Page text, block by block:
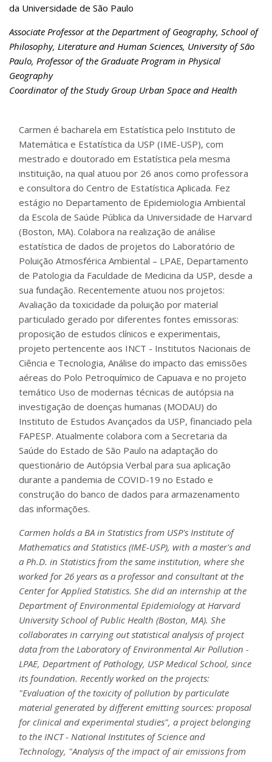
da Universidade de São Paulo
Associate Professor at the Department of Geography, School of
Philosophy, Literature and Human Sciences, University of São
Paulo, Professor of the Graduate Program in Physical
Geography
Coordinator of the Study Group Urban Space and Health
Carmen é bacharela em Estatística pelo Instituto de
Matemática e Estatística da USP (IME-USP), com
mestrado e doutorado em Estatística pela mesma
instituição, na qual atuou por 26 anos como professora
e consultora do Centro de Estatística Aplicada. Fez
estágio no Departamento de Epidemiologia Ambiental
da Escola de Saúde Pública da Universidade de Harvard
(Boston, MA). Colabora na realização de análise
estatística de dados de projetos do Laboratório de
Poluição Atmosférica Ambiental – LPAE, Departamento
de Patologia da Faculdade de Medicina da USP, desde a
sua fundação. Recentemente atuou nos projetos:
Avaliação da toxicidade da poluição por material
particulado gerado por diferentes fontes emissoras:
proposição de estudos clínicos e experimentais,
projeto pertencente aos INCT - Institutos Nacionais de
Ciência e Tecnologia, Análise do impacto das emissões
aéreas do Polo Petroquímico de Capuava e no projeto
temático Uso de modernas técnicas de autópsia na
investigação de doenças humanas (MODAU) do
Instituto de Estudos Avançados da USP, financiado pela
FAPESP. Atualmente colabora com a Secretaria da
Saúde do Estado de São Paulo na adaptação do
questionário de Autópsia Verbal para sua aplicação
durante a pandemia de COVID-19 no Estado e
construção do banco de dados para armazenamento
das informações.
Carmen holds a BA in Statistics from USP's Institute of
Mathematics and Statistics (IME-USP), with a master's and
a Ph.D. in Statistics from the same institution, where she
worked for 26 years as a professor and consultant at the
Center for Applied Statistics. She did an internship at the
Department of Environmental Epidemiology at Harvard
University School of Public Health (Boston, MA). She
collaborates in carrying out statistical analysis of project
data from the Laboratory of Environmental Air Pollution -
LPAE, Department of Pathology, USP Medical School, since
its foundation. Recently worked on the projects:
"Evaluation of the toxicity of pollution by particulate
material generated by different emitting sources: proposal
for clinical and experimental studies", a project belonging
to the INCT - National Institutes of Science and
Technology, "Analysis of the impact of air emissions from